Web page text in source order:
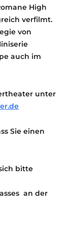
High
verfilmt.
von
auch im
unter
Sie einen
bitte
an der